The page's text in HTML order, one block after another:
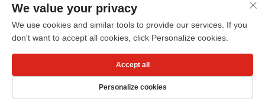
Тел:+86-17304049586
Е-пошта:[email protected]
Авторски права © Гуангџоу Сиаохонгшу Компанија за
облека, ОДТ -Правила за приватност
We value your privacy
We use cookies and similar tools to provide our services. If you
don't want to accept all cookies, click Personalize cookies.
Personalize cookies
Accept all